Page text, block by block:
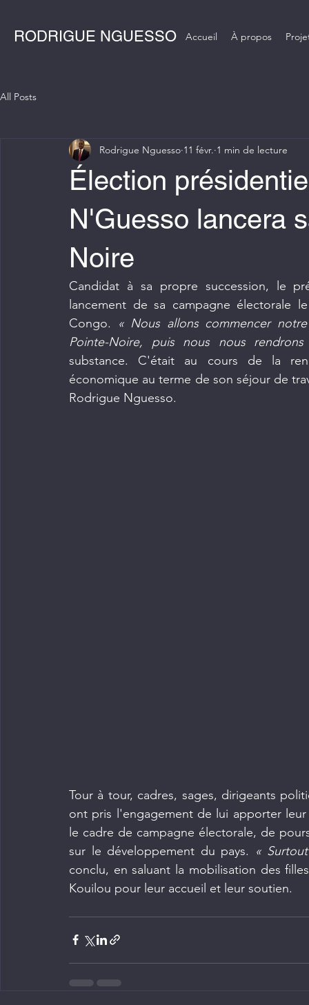
RODRIGUE NGUESSO Accueil À propos
All Posts
Élection
N'Guesso lancera
Noire
Rodrigue Nguesso 11 févr. 1 min de lecture
Candidat à sa propre succession, le
lancement de sa campagne électorale
Congo.
« Nous allons commencer
Pointe-Noire, puis nous nous
substance. C'était au cours de la
économique au terme de son séjour de
Rodrigue Nguesso.
Tour à tour, cadres, sages, dirigeants
ont pris l'engagement de lui apporter
le cadre de campagne électorale, de
sur le développement du pays. «
conclu, en saluant la mobilisation des
Kouilou pour leur accueil et leur soutien.